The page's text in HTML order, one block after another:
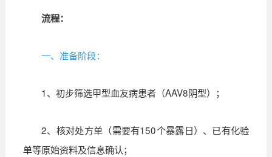
流程：
一、准备阶段：
1、初步筛选甲型血友病患者（AAV8阴型）；
2、核对处方单（需要有150个暴露日）、已有化验
单等原始资料及信息确认；